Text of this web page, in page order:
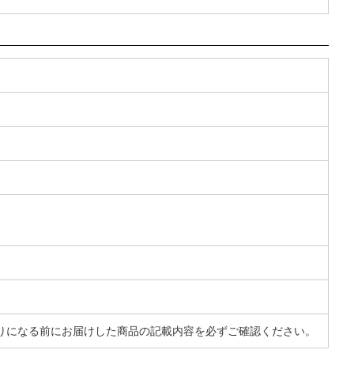
なる前にお届けした商品の記載内容を必ずご確認ください。